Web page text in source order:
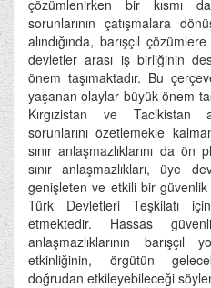
çözümlenirken bir kısmı
sorunlarının çatışmalara
alındığında, barışçıl
devletler arası iş birliğinin
önem taşımaktadır. Bu
yaşanan olaylar büyük önem
Kırgızistan ve Tacikistan
sorunlarını özetlemekle
sınır anlaşmazlıklarını da ön
sınır anlaşmazlıkları, üye
genişleten ve etkili bir
Türk Devletleri Teşkilatı
etmektedir. Hassas
anlaşmazlıklarının
etkinliğinin, örgütün
doğrudan etkileyebileceği